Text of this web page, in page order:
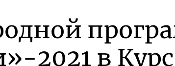
2021 в